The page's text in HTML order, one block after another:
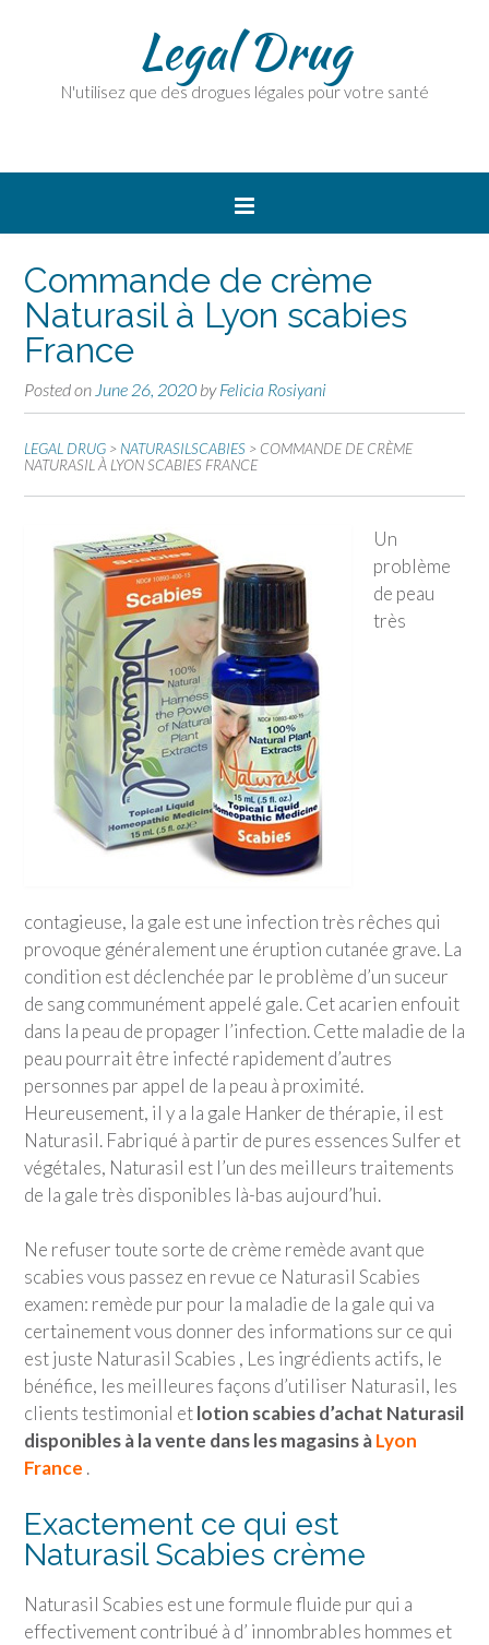
Legal Drug
N'utilisez que des drogues légales pour votre santé
Commande de crème
Naturasil à Lyon scabies
France
Posted on June 26, 2020 byFelicia Rosiyani
LEGAL DRUG > NATURASILSCABIES > COMMANDE DE CRÈME
NATURASIL À LYON SCABIES FRANCE
Un
problème
de peau
très
contagieuse, la gale est une infection très rêches qui
provoque généralement une éruption cutanée grave. La
condition est déclenchée par le problème d’un suceur
de sang communément appelé gale. Cet acarien enfouit
dans la peau de propager l’infection. Cette maladie de la
peau pourrait être infecté rapidement d’autres
personnes par appel de la peau à proximité.
Heureusement, il y a la gale Hanker de thérapie, il est
Naturasil. Fabriqué à partir de pures essences Sulfer et
végétales, Naturasil est l’un des meilleurs traitements
de la gale très disponibles là-bas aujourd’hui.
Ne refuser toute sorte de crème remède avant que
scabies vous passez en revue ce Naturasil Scabies
examen: remède pur pour la maladie de la gale qui va
certainement vous donner des informations sur ce qui
est juste Naturasil Scabies , Les ingrédients actifs, le
bénéfice, les meilleures façons d’utiliser Naturasil, les
clients testimonial etlotion scabies d’achat Naturasil
disponibles à la vente dans les magasins àLyon
France .
Exactement ce qui est
Naturasil Scabies crème
Naturasil Scabies est une formule fluide pur qui a
effectivement contribué à d’ innombrables hommes et